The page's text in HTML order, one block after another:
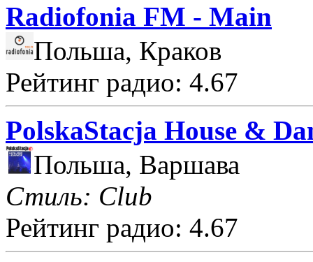
Radiofonia FM - Main
Польша, Краков
Рейтинг радио: 4.67
PolskaStacja House &
Польша, Варшава
Стиль: Club
Рейтинг радио: 4.67